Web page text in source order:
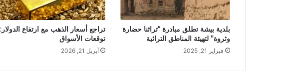
بلدية بيشة تطلق مبادرة “تراثنا حضارة
وثروة” لتهيئة المناطق التراثية
فبراير 21, 2025
تراجع أسعار الذهب مع ارتفاع الدولار:
توقعات الأسواق
أبريل 21, 2026